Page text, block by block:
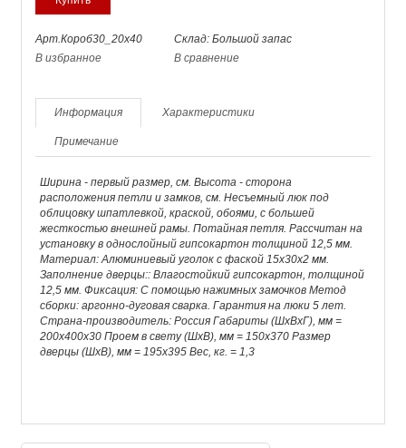
Арт.Короб30_20х40
Склад: Большой запас
В избранное
В сравнение
Информация Характеристики
Примечание
Ширина - первый размер, см. Высота - сторона
расположения петли и замков, см. Несъемный люк под
облицовку шпатлевкой, краской, обоями, с большей
жесткостью внешней рамы. Потайная петля. Рассчитан на
установку в однослойный гипсокартон толщиной 12,5 мм.
Материал: Алюминиевый уголок с фаской 15х30х2 мм.
Заполнение дверцы:: Влагостойкий гипсокартон, толщиной
12,5 мм. Фиксация: С помощью нажимных замочков Метод
сборки: аргонно-дуговая сварка. Гарантия на люки 5 лет.
Страна-производитель: Россия Габариты (ШхВхГ), мм =
200x400x30 Проем в свету (ШхВ), мм = 150x370 Размер
дверцы (ШхВ), мм = 195x395 Вес, кг. = 1,3